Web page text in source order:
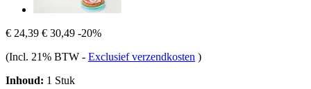
€ 24,39 € 30,49 -20%
(Incl. 21% BTW - Exclusief verzendkosten )
Inhoud: 1 Stuk